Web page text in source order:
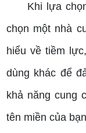
Khi lựa
chọn một nhà
hiểu về tiềm
dùng khác để
khả năng cung
tên miền của